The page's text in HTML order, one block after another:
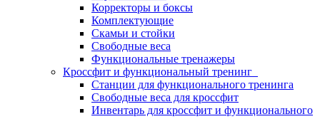
Корректоры и боксы
Комплектующие
Скамьи и стойки
Свободные веса
Функциональные тренажеры
Кроссфит и функциональный тренинг
Станции для функционального тренинга
Свободные веса для кроссфит
Инвентарь для кроссфит и функционального